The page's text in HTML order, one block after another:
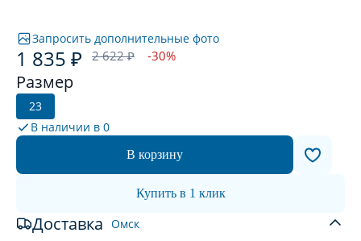
Запросить дополнительные фото
1 835 ₽ 2 622 ₽ -30%
Размер
23
В наличии в 0
В корзину
Купить в 1 клик
Доставка Омск